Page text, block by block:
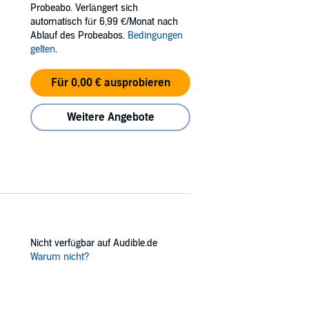
währt nicht lang: Als sie im Restaurant
sich schnell als heimtückischer Giftmord.
seltsame Unfälle gegeben hat. Reiner
Richtspruch, der leider ganz schön
stolpert und im Graben landet. Gitte
Beerdigung beauftragt wird, fühlt sich
Probeabo. Verlängert sich
automatisch für 6,99 €/Monat nach
Ablauf des Probeabos. Bedingungen
gelten.
Für 0,00 € ausprobieren
Weitere Angebote
Nicht verfügbar auf Audible.de
Warum nicht?